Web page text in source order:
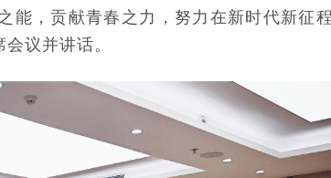
能，贡献青春之力，努力在新时代新征
议并讲话。